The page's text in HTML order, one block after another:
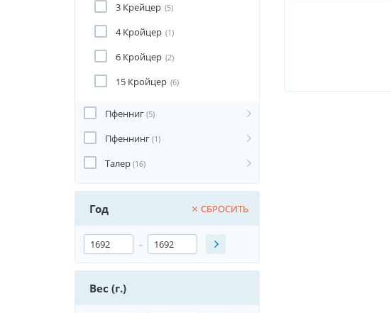
3 Крейцер (5)
4 Кройцер (1)
6 Кройцер (2)
15 Кройцер (6)
Пфенниг (5)
Пфеннинг (1)
Талер (16)
Год СБРОСИТЬ
-
Вес (г.)